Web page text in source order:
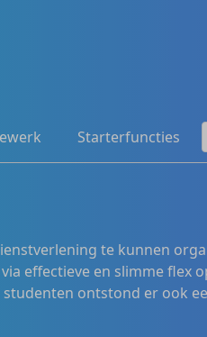
Starterfuncties
te kunnen
effectieve en slimme flex
ontstond er ook